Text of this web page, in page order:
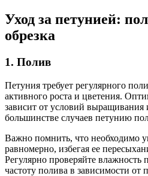
Уход за петунией:
обрезка
1. Полив
Петуния требует регулярного
активного роста и цветения.
зависит от условий выращивания
большинстве случаев петунию
Важно помнить, что необходимо
равномерно, избегая ее
Регулярно проверяйте влажность
частоту полива в зависимости от